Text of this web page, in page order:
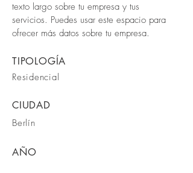
texto largo sobre tu empresa y tus
servicios. Puedes usar este espacio para
ofrecer más datos sobre tu empresa.
TIPOLOGÍA
Residencial
CIUDAD
Berlín
AÑO